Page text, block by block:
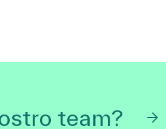
team?